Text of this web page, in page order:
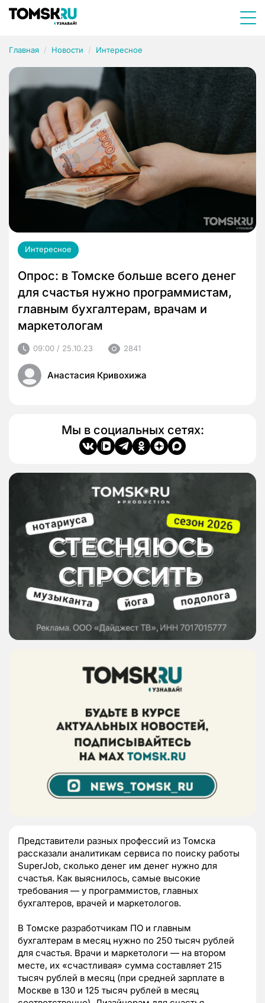
Главная Новости Интересное
Интересное
Опрос: в Томске больше всего денег
для счастья нужно программистам,
главным бухгалтерам, врачам и
маркетологам
09:00 / 25.10.23 2841
Анастасия Кривохижа
Мы в социальных сетях:
Представители разных профессий из Томска
рассказали аналитикам сервиса по поиску работы
SuperJob, сколько денег им денег нужно для
счастья. Как выяснилось, самые высокие
требования — у программистов, главных
бухгалтеров, врачей и маркетологов.
В Томске разработчикам ПО и главным
бухгалтерам в месяц нужно по 250 тысяч рублей
для счастья. Врачи и маркетологи — на втором
месте, их «счастливая» сумма составляет 215
тысяч рублей в месяц (при средней зарплате в
Москве в 130 и 125 тысяч рублей в месяц